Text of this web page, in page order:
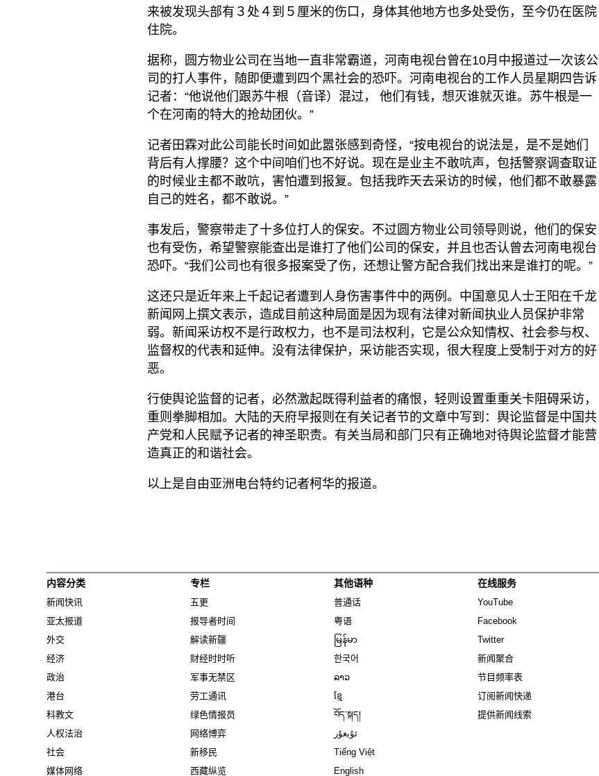
来被发现头部有３处４到５厘米的伤口，身体其他地方也多处受伤，至今仍在医院
住院。
据称，圆方物业公司在当地一直非常霸道，河南电视台曾在10月中报道过一次该公
司的打人事件，随即便遭到四个黑社会的恐吓。河南电视台的工作人员星期四告诉
记者：“他说他们跟苏牛根（音译）混过， 他们有钱，想灭谁就灭谁。苏牛根是一
个在河南的特大的抢劫团伙。”
记者田霖对此公司能长时间如此嚣张感到奇怪，“按电视台的说法是，是不是她们
背后有人撑腰？这个中间咱们也不好说。现在是业主不敢吭声，包括警察调查取证
的时候业主都不敢吭，害怕遭到报复。包括我昨天去采访的时候，他们都不敢暴露
自己的姓名，都不敢说。”
事发后，警察带走了十多位打人的保安。不过圆方物业公司领导则说，他们的保安
也有受伤，希望警察能查出是谁打了他们公司的保安，并且也否认曾去河南电视台
恐吓。“我们公司也有很多报案受了伤，还想让警方配合我们找出来是谁打的呢。”
这还只是近年来上千起记者遭到人身伤害事件中的两例。中国意见人士王阳在千龙
新闻网上撰文表示，造成目前这种局面是因为现有法律对新闻执业人员保护非常
弱。新闻采访权不是行政权力，也不是司法权利，它是公众知情权、社会参与权、
监督权的代表和延伸。没有法律保护，采访能否实现，很大程度上受制于对方的好
恶。
行使舆论监督的记者，必然激起既得利益者的痛恨，轻则设置重重关卡阻碍采访，
重则拳脚相加。大陆的天府早报则在有关记者节的文章中写到：舆论监督是中国共
产党和人民赋予记者的神圣职责。有关当局和部门只有正确地对待舆论监督才能营
造真正的和谐社会。
以上是自由亚洲电台特约记者柯华的报道。
内容分类
新闻快讯
亚太报道
外交
经济
政治
港台
科教文
人权法治
社会
媒体网络
专栏
五更
报导者时间
解读新疆
财经时时听
军事无禁区
劳工通讯
绿色情报员
网络博弈
新移民
西藏纵览
其他语种
普通话
粤语
မြန်မာ
한국어
ລາວ
ខ្មែ
བོད་སྐད།
ئۇيغۇر
Tiếng Việt
English
在线服务
YouTube
Facebook
Twitter
新闻聚合
节目频率表
订阅新闻快递
提供新闻线索